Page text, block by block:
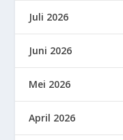
Juli 2026
Juni 2026
Mei 2026
April 2026